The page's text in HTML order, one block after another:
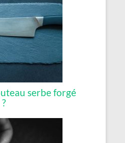
serbe forgé